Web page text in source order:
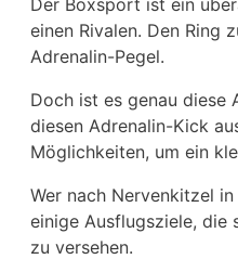
einen Rivalen. Den Ring
Adrenalin-Pegel.
Doch ist es genau diese
diesen Adrenalin-Kick
Möglichkeiten, um ein
Wer nach Nervenkitzel
einige Ausflugsziele, die
zu versehen.